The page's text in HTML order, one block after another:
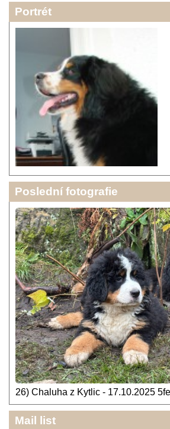
Portrét
Poslední fotografie
26) Chaluha z Kytlic - 17.10.2025
Mail list